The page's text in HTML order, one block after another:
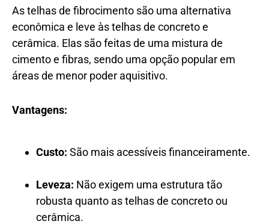
As telhas de fibrocimento são uma alternativa
econômica e leve às telhas de concreto e
cerâmica. Elas são feitas de uma mistura de
cimento e fibras, sendo uma opção popular em
áreas de menor poder aquisitivo.
Vantagens:
Custo: São mais acessíveis financeiramente.
Leveza: Não exigem uma estrutura tão
robusta quanto as telhas de concreto ou
cerâmica.